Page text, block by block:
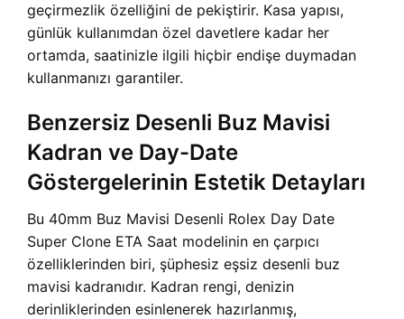
geçirmezlik özelliğini de pekiştirir. Kasa yapısı,
günlük kullanımdan özel davetlere kadar her
ortamda, saatinizle ilgili hiçbir endişe duymadan
kullanmanızı garantiler.
Benzersiz Desenli Buz Mavisi
Kadran ve Day-Date
Göstergelerinin Estetik Detayları
Bu 40mm Buz Mavisi Desenli Rolex Day Date
Super Clone ETA Saat modelinin en çarpıcı
özelliklerinden biri, şüphesiz eşsiz desenli buz
mavisi kadranıdır. Kadran rengi, denizin
derinliklerinden esinlenerek hazırlanmış,